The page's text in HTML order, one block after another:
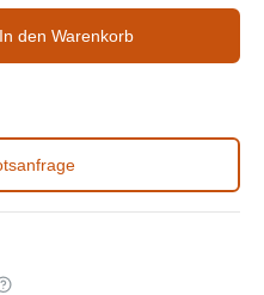
In den Warenkorb